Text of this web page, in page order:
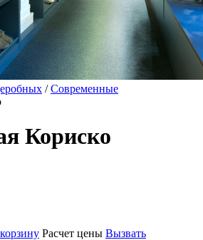
/Современные
Кориско
Расчет цены Вызвать